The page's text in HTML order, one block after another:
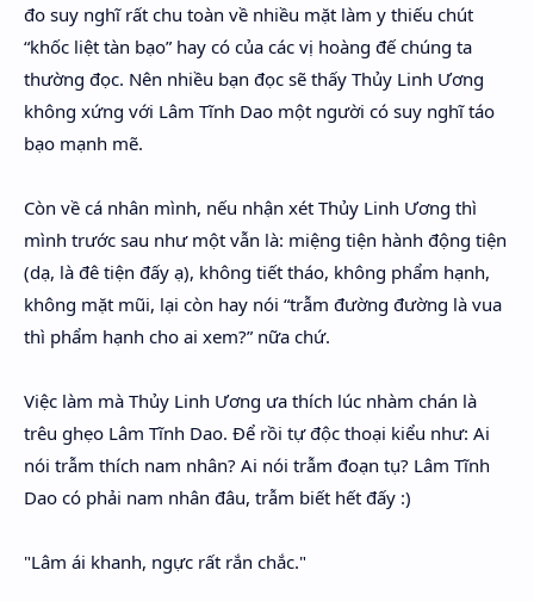
đo suy nghĩ rất chu toàn về nhiều mặt làm y thiếu chút
“khốc liệt tàn bạo” hay có của các vị hoàng đế chúng ta
thường đọc. Nên nhiều bạn đọc sẽ thấy Thủy Linh Ương
không xứng với Lâm Tĩnh Dao một người có suy nghĩ táo
bạo mạnh mẽ.
Còn về cá nhân mình, nếu nhận xét Thủy Linh Ương thì
mình trước sau như một vẫn là: miệng tiện hành động tiện
(dạ, là đê tiện đấy ạ), không tiết tháo, không phẩm hạnh,
không mặt mũi, lại còn hay nói “trẫm đường đường là vua
thì phẩm hạnh cho ai xem?” nữa chứ.
Việc làm mà Thủy Linh Ương ưa thích lúc nhàm chán là
trêu ghẹo Lâm Tĩnh Dao. Để rồi tự độc thoại kiểu như: Ai
nói trẫm thích nam nhân? Ai nói trẫm đoạn tụ? Lâm Tĩnh
Dao có phải nam nhân đâu, trẫm biết hết đấy :)
"Lâm ái khanh, ngực rất rắn chắc."